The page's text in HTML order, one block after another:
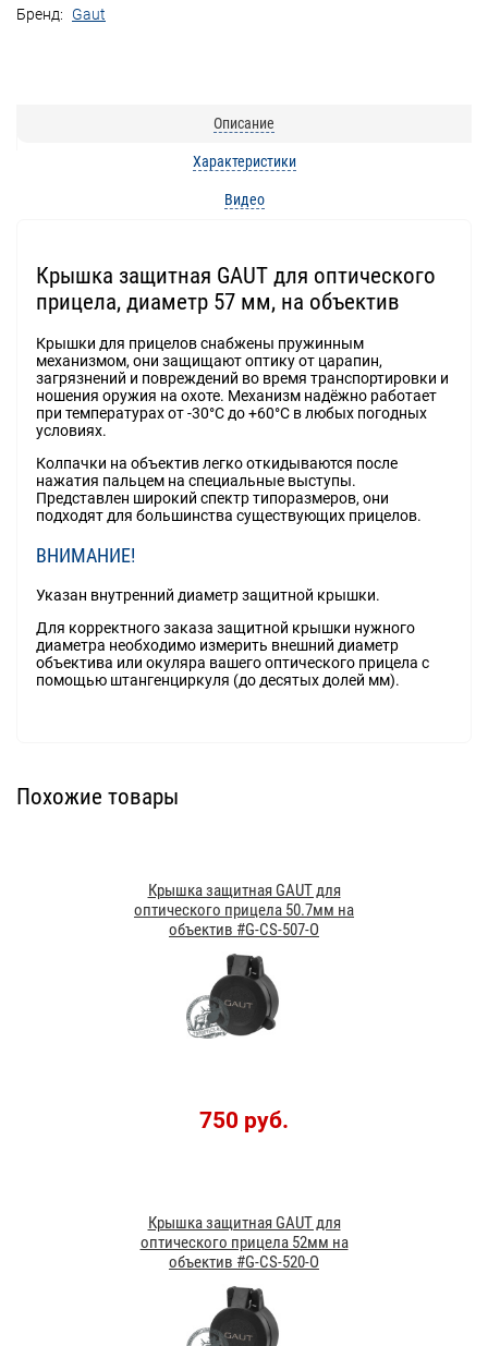
Бренд:
Gaut
Описание
Характеристики
Видео
Крышка защитная GAUT для оптического
прицела, диаметр 57 мм, на объектив
Крышки для прицелов снабжены пружинным
механизмом, они защищают оптику от царапин,
загрязнений и повреждений во время транспортировки и
ношения оружия на охоте. Механизм надёжно работает
при температурах от -30°С до +60°С в любых погодных
условиях.
Колпачки на объектив легко откидываются после
нажатия пальцем на специальные выступы.
Представлен широкий спектр типоразмеров, они
подходят для большинства существующих прицелов.
ВНИМАНИЕ!
Указан внутренний диаметр защитной крышки.
Для корректного заказа защитной крышки нужного
диаметра необходимо измерить внешний диаметр
объектива или окуляра вашего оптического прицела с
помощью штангенциркуля (до десятых долей мм).
Похожие товары
Крышка защитная GAUT для
оптического прицела 50.7мм на
объектив #G-CS-507-O
750 руб.
Крышка защитная GAUT для
оптического прицела 52мм на
объектив #G-CS-520-O